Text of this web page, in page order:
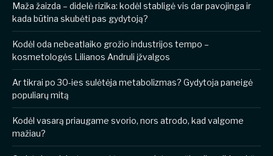
​​Maža žaizda – didelė rizika: kodėl stabligė vis dar pavojinga ir
kada būtina skubėti pas gydytoją?
Kodėl oda nebeatlaiko grožio industrijos tempo –
kosmetologės Lilianos Andruli įžvalgos
Ar tikrai po 30-ies sulėtėja metabolizmas? Gydytoja paneigė
populiarų mitą
Kodėl vasarą priaugame svorio, nors atrodo, kad valgome
mažiau?